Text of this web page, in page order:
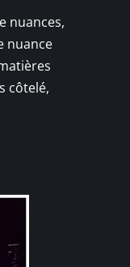
nuances,
nuance
côtelé,